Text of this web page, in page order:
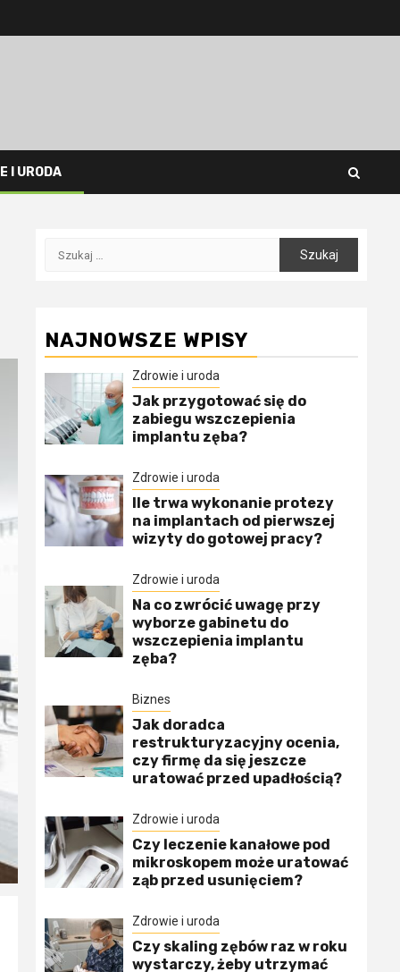
I URODA
NAJNOWSZE WPISY
Zdrowie i uroda
Jak przygotować się do
zabiegu wszczepienia
implantu zęba?
Zdrowie i uroda
Ile trwa wykonanie protezy
na implantach od pierwszej
wizyty do gotowej pracy?
Zdrowie i uroda
Na co zwrócić uwagę przy
wyborze gabinetu do
wszczepienia implantu
zęba?
Biznes
Jak doradca
restrukturyzacyjny ocenia,
czy firmę da się jeszcze
uratować przed upadłością?
Zdrowie i uroda
Czy leczenie kanałowe pod
mikroskopem może uratować
ząb przed usunięciem?
Zdrowie i uroda
Czy skaling zębów raz w roku
wystarczy, żeby utrzymać